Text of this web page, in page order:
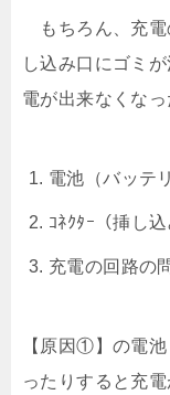
もちろん、充電
し込み口にゴミ
電が出来なくな
電池（バッテ
ｺﾈｸﾀｰ（挿し
充電の回路の
【原因①】の電
ったりすると充